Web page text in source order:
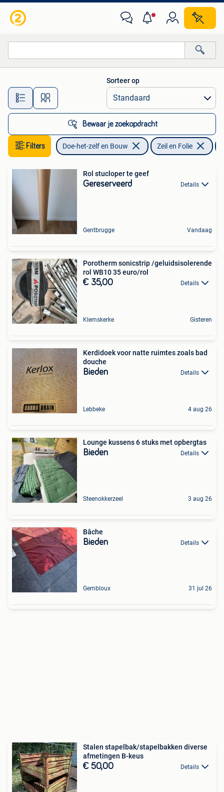
Alle afstanden…
Sorteer op
Bewaar je zoekopdracht
Filters Doe-het-zelf en Bouw Zeil en Folie
Rol stucloper te geef
Gereserveerd Details
Gentbrugge Vandaag
Porotherm sonicstrip /geluidsisolerende
rol WB10 35 euro/rol
€ 35,00 Details
Klemskerke Gisteren
Kerdidoek voor natte ruimtes zoals bad
douche
Bieden Details
Lebbeke 4 aug 26
Lounge kussens 6 stuks met opbergtas
Bieden Details
Steenokkerzeel 3 aug 26
Bâche
Bieden Details
Gembloux 31 jul 26
Stalen stapelbak/stapelbakken diverse
afmetingen B-keus
€ 50,00 Details